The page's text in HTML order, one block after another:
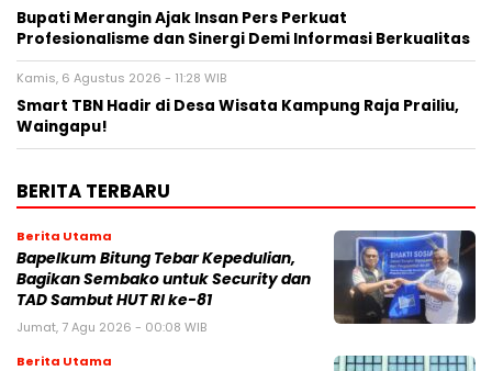
Bupati Merangin Ajak Insan Pers Perkuat
Profesionalisme dan Sinergi Demi Informasi Berkualitas
Kamis, 6 Agustus 2026 - 11:28 WIB
Smart TBN Hadir di Desa Wisata Kampung Raja Prailiu,
Waingapu!
BERITA TERBARU
Berita Utama
Bapelkum Bitung Tebar Kepedulian,
Bagikan Sembako untuk Security dan
TAD Sambut HUT RI ke-81
Jumat, 7 Agu 2026 - 00:08 WIB
Berita Utama